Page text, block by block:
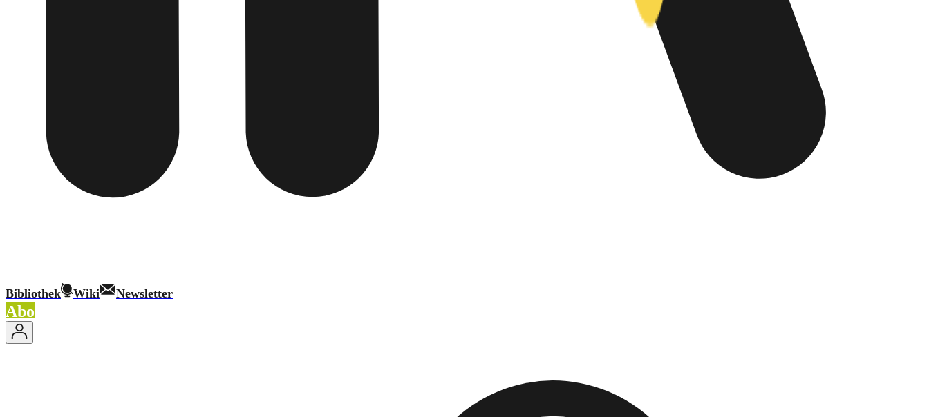
Bibliothek Wiki Newsletter
Abo